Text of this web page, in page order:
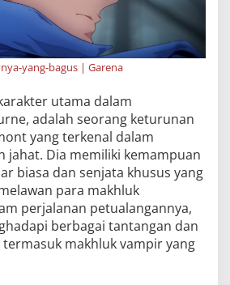
yang-bagus | Garena
utama dalam
adalah seorang keturunan
yang terkenal dalam
jahat. Dia memiliki kemampuan
biasa dan senjata khusus yang
para makhluk
perjalanan petualangannya,
berbagai tantangan dan
makhluk vampir yang